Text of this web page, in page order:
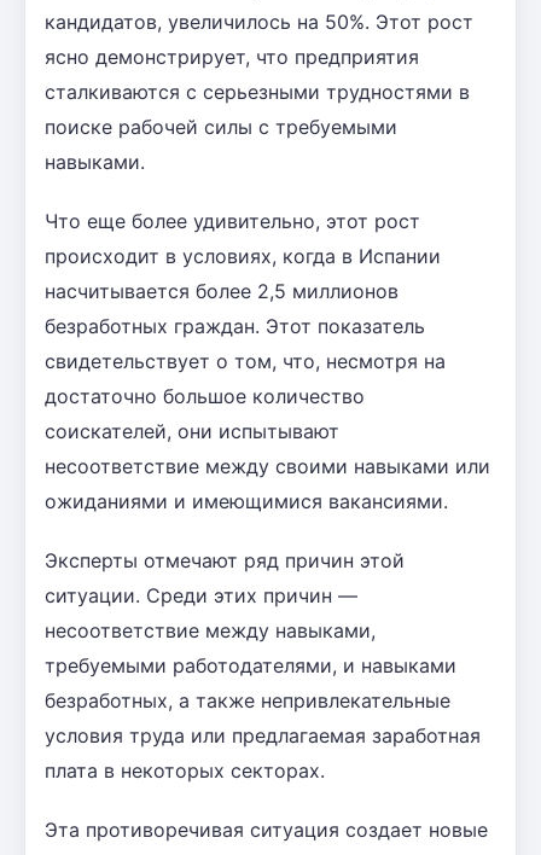
кандидатов, увеличилось на 50%. Этот рост
ясно демонстрирует, что предприятия
сталкиваются с серьезными трудностями в
поиске рабочей силы с требуемыми
навыками.
Что еще более удивительно, этот рост
происходит в условиях, когда в Испании
насчитывается более 2,5 миллионов
безработных граждан. Этот показатель
свидетельствует о том, что, несмотря на
достаточно большое количество
соискателей, они испытывают
несоответствие между своими навыками или
ожиданиями и имеющимися вакансиями.
Эксперты отмечают ряд причин этой
ситуации. Среди этих причин —
несоответствие между навыками,
требуемыми работодателями, и навыками
безработных, а также непривлекательные
условия труда или предлагаемая заработная
плата в некоторых секторах.
Эта противоречивая ситуация создает новые